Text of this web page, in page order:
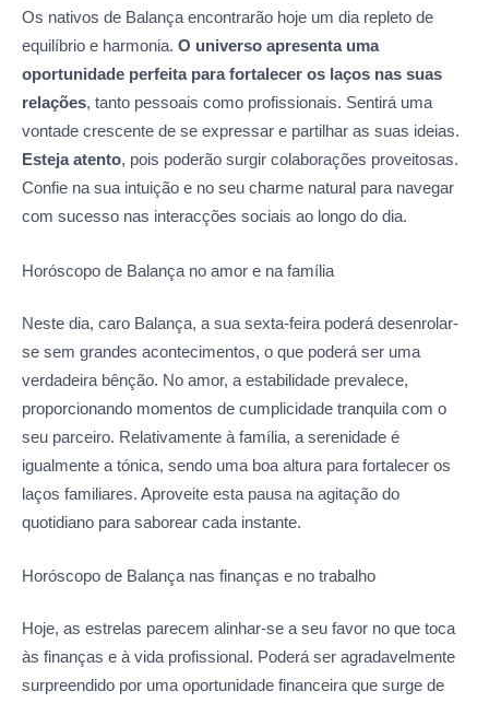
Os nativos de Balança encontrarão hoje um dia repleto de
equilíbrio e harmonia. O universo apresenta uma
oportunidade perfeita para fortalecer os laços nas suas
relações, tanto pessoais como profissionais. Sentirá uma
vontade crescente de se expressar e partilhar as suas ideias.
Esteja atento, pois poderão surgir colaborações proveitosas.
Confie na sua intuição e no seu charme natural para navegar
com sucesso nas interacções sociais ao longo do dia.
Horóscopo de Balança no amor e na família
Neste dia, caro Balança, a sua sexta-feira poderá desenrolar-
se sem grandes acontecimentos, o que poderá ser uma
verdadeira bênção. No amor, a estabilidade prevalece,
proporcionando momentos de cumplicidade tranquila com o
seu parceiro. Relativamente à família, a serenidade é
igualmente a tónica, sendo uma boa altura para fortalecer os
laços familiares. Aproveite esta pausa na agitação do
quotidiano para saborear cada instante.
Horóscopo de Balança nas finanças e no trabalho
Hoje, as estrelas parecem alinhar-se a seu favor no que toca
às finanças e à vida profissional. Poderá ser agradavelmente
surpreendido por uma oportunidade financeira que surge de